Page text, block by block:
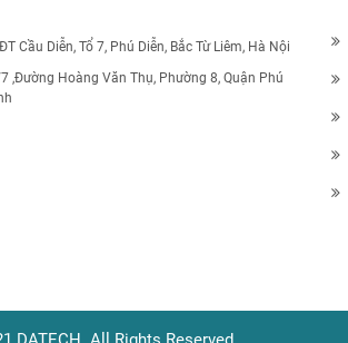
Cầu Diễn, Tổ 7, Phú Diễn, Bắc Từ Liêm, Hà Nội
,Đường Hoàng Văn Thụ, Phường 8, Quận Phú